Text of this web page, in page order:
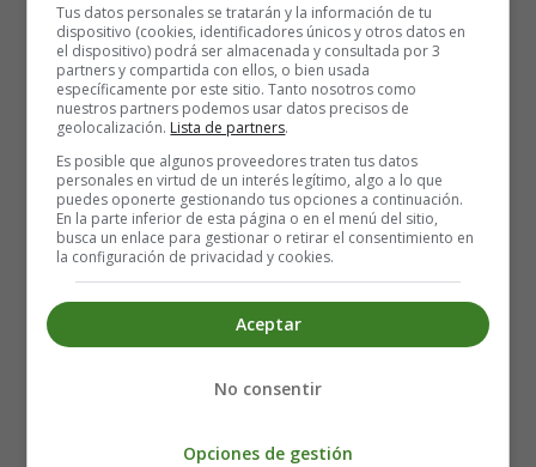
02. Bathroom - Baño
Tus datos personales se tratarán y la información de tu
dispositivo (cookies, identificadores únicos y otros datos en
el dispositivo) podrá ser almacenada y consultada por 3
partners y compartida con ellos, o bien usada
específicamente por este sitio. Tanto nosotros como
nuestros partners podemos usar datos precisos de
geolocalización. Lista de partners.
Es posible que algunos proveedores traten tus datos
personales en virtud de un interés legítimo, algo a lo que
puedes oponerte gestionando tus opciones a continuación.
En la parte inferior de esta página o en el menú del sitio,
busca un enlace para gestionar o retirar el consentimiento en
la configuración de privacidad y cookies.
Aceptar
No consentir
Opciones de gestión